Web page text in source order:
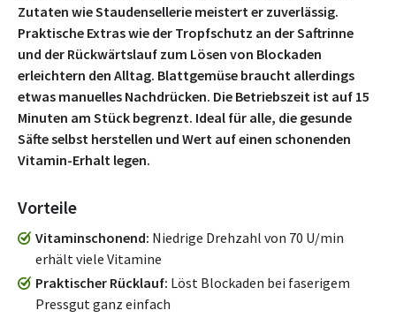
Zutaten wie Staudensellerie meistert er zuverlässig.
Praktische Extras wie der Tropfschutz an der Saftrinne
und der Rückwärtslauf zum Lösen von Blockaden
erleichtern den Alltag. Blattgemüse braucht allerdings
etwas manuelles Nachdrücken. Die Betriebszeit ist auf 15
Minuten am Stück begrenzt. Ideal für alle, die gesunde
Säfte selbst herstellen und Wert auf einen schonenden
Vitamin-Erhalt legen.
Vorteile
Vitaminschonend Niedrige Drehzahl von 70 U/min
erhält viele Vitamine
Praktischer Rücklauf Löst Blockaden bei faserigem
Pressgut ganz einfach